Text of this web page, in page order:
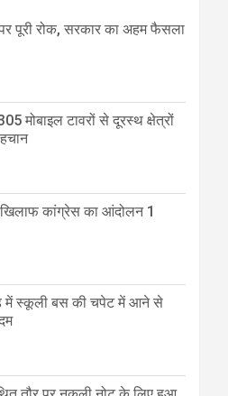
पर पूरी रोक, सरकार का अहम फैसला
मोबाइल टावरों से दूरस्थ क्षेत्रों
खिलाफ कांग्रेस का आंदोलन 1
में स्कूली बस की चपेट में आने से